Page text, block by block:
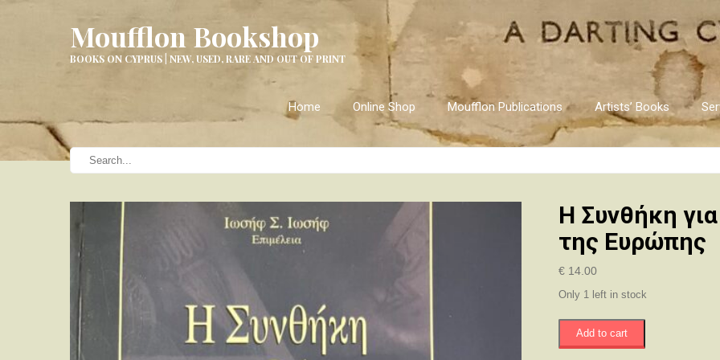
Moufflon Bookshop
BOOKS ON CYPRUS | NEW, USED, RARE AND OUT OF PRINT
Home Online Shop Moufflon Publications Artists’ Books
Η Συνθήκη
της Ευρώπης
€ 14.00
Only 1 left in stock
Add to cart